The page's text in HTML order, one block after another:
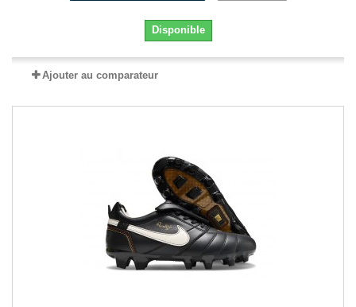
Disponible
Ajouter au comparateur